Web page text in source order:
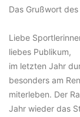
Das Grußwort des
Liebe
liebes Publikum,
im letzten Jahr
besonders am
miterleben. Der
Jahr wieder das